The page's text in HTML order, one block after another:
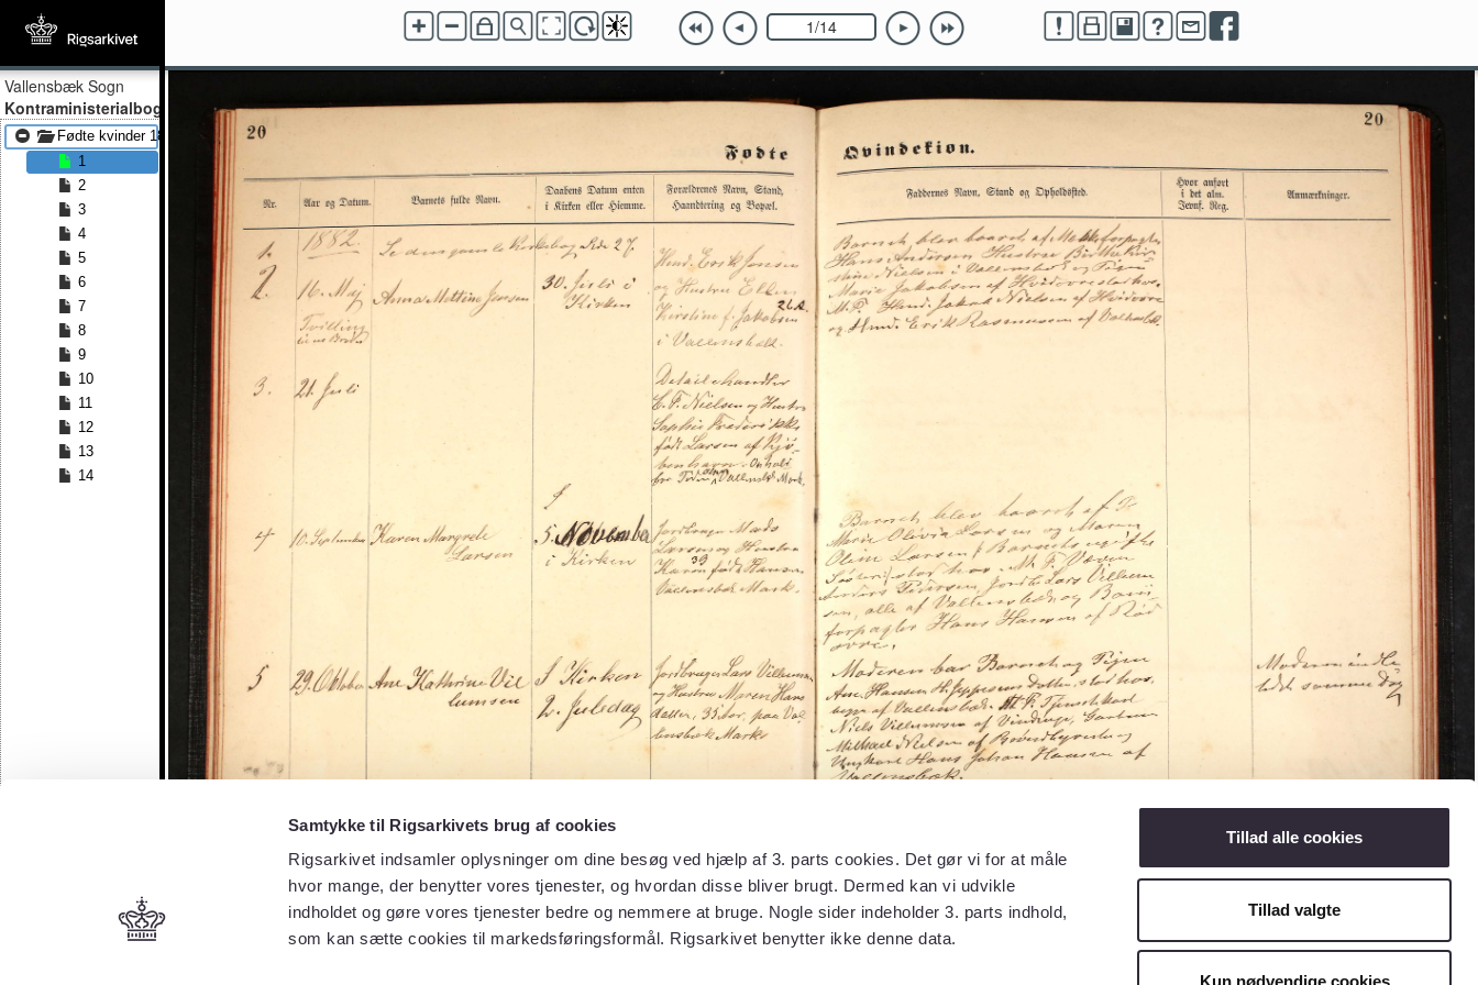
Samtykke til Rigsarkivets brug af cookies
Rigsarkivet indsamler oplysninger om dine besøg ved hjælp af 3. parts cookies. Det gør vi for at måle
hvor mange, der benytter vores tjenester, og hvordan disse bliver brugt. Dermed kan vi udvikle
indholdet og gøre vores tjenester bedre og nemmere at bruge. Nogle sider indeholder 3. parts indhold,
som kan sætte cookies til markedsføringsformål. Rigsarkivet benytter ikke denne data.
Tillad alle cookies
Tillad valgte
Kun nødvendige cookies
Vallensbæk Sogn
Kontraministerialbog
Fødte kvinder 1882 - Fødte kvinder 1891
1
2
3
4
5
6
7
8
9
10
11
12
13
14